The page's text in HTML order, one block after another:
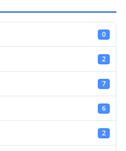
0
2
7
6
2